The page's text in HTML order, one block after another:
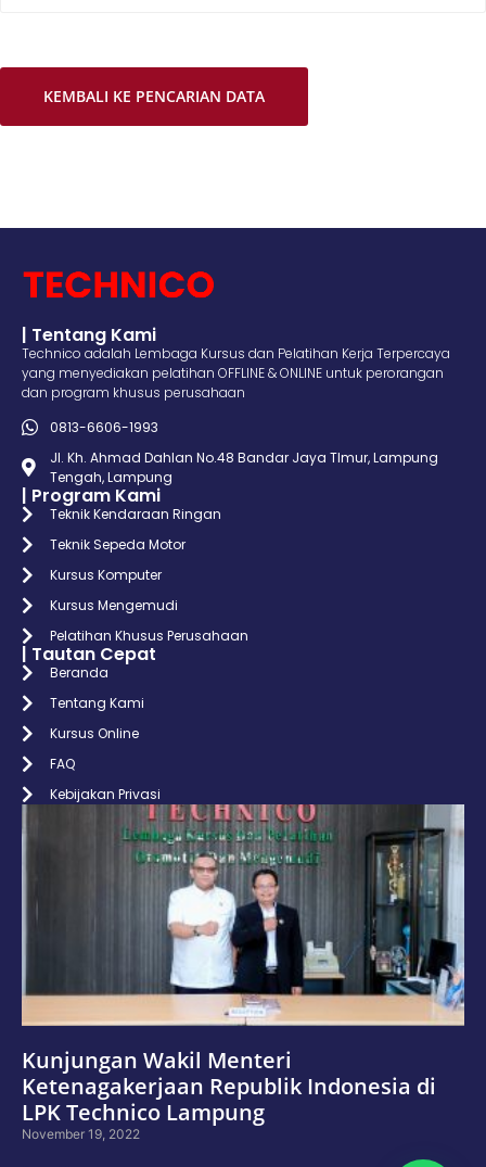
KEMBALI KE PENCARIAN DATA
| Tentang Kami
Technico adalah Lembaga Kursus dan Pelatihan Kerja Terpercaya
yang menyediakan pelatihan OFFLINE & ONLINE untuk perorangan
dan program khusus perusahaan
0813-6606-1993
Jl. Kh. Ahmad Dahlan No.48 Bandar Jaya TImur, Lampung
Tengah, Lampung
| Program Kami
Teknik Kendaraan Ringan
Teknik Sepeda Motor
Kursus Komputer
Kursus Mengemudi
Pelatihan Khusus Perusahaan
| Tautan Cepat
Beranda
Tentang Kami
Kursus Online
FAQ
Kebijakan Privasi
Kunjungan Wakil Menteri
Ketenagakerjaan Republik Indonesia di
LPK Technico Lampung
November 19, 2022